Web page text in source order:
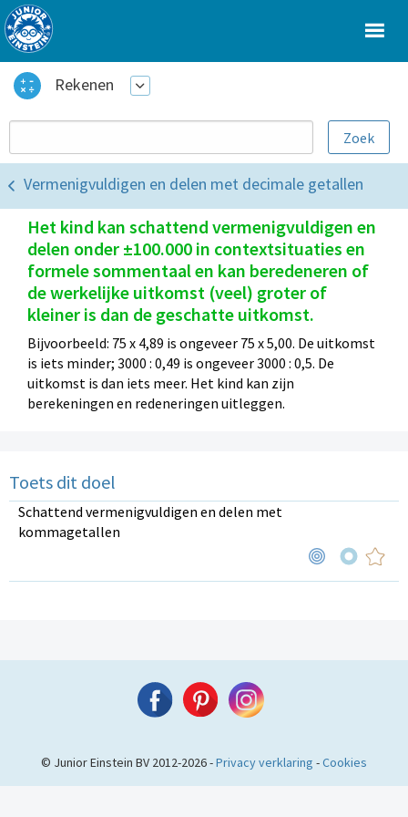
Rekenen
Vermenigvuldigen en delen met decimale getallen
Het kind kan schattend vermenigvuldigen en
delen onder ±100.000 in contextsituaties en
formele sommentaal en kan beredeneren of
de werkelijke uitkomst (veel) groter of
kleiner is dan de geschatte uitkomst.
Bijvoorbeeld: 75 x 4,89 is ongeveer 75 x 5,00. De uitkomst
is iets minder; 3000 : 0,49 is ongeveer 3000 : 0,5. De
uitkomst is dan iets meer. Het kind kan zijn
berekeningen en redeneringen uitleggen.
Toets dit doel
Schattend vermenigvuldigen en delen met
kommagetallen
© Junior Einstein BV 2012-2026 -Privacy verklaring -Cookies